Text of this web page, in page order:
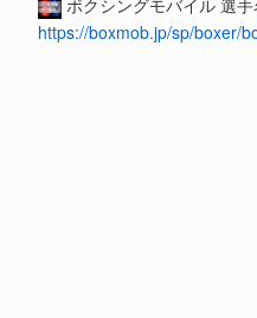
https://boxmob.jp/sp/boxer/